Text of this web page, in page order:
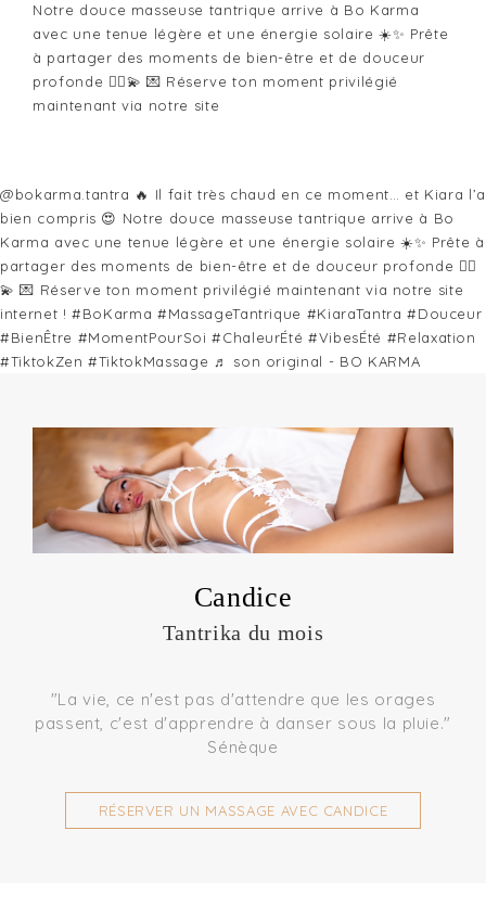
@bokarma.tantra 🔥 Il fait très chaud en ce moment… et Kiara l’a
bien compris 😍 Notre douce masseuse tantrique arrive à Bo
Karma avec une tenue légère et une énergie solaire ☀️✨ Prête à
partager des moments de bien-être et de douceur profonde 💆‍♀️
💫 💌 Réserve ton moment privilégié maintenant via notre site
internet !#BoKarma #MassageTantrique #KiaraTantra #Douceur
#BienÊtre #MomentPourSoi #ChaleurÉté #VibesÉté #Relaxation
#TiktokZen #TiktokMassage ♬ son original - BO KARMA
Notre douce masseuse tantrique arrive à Bo Karma
avec une tenue légère et une énergie solaire ☀️✨ Prête
à partager des moments de bien-être et de douceur
profonde 💆‍♀️💫 💌 Réserve ton moment privilégié
maintenant via notre site
Candice
Tantrika du mois
"La vie, ce n'est pas d'attendre que les orages
passent, c'est d'apprendre à danser sous la pluie."
Sénèque
RÉSERVER UN MASSAGE AVEC CANDICE